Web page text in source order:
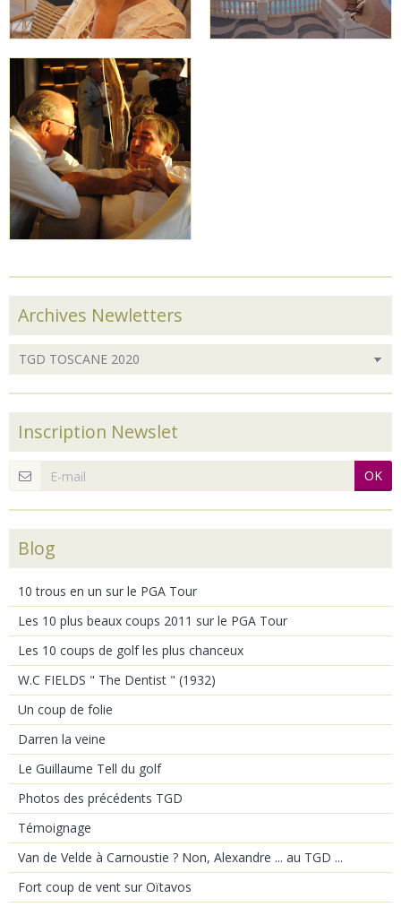
Archives Newletters
Inscription Newslet
OK
Blog
10 trous en un sur le PGA Tour
Les 10 plus beaux coups 2011 sur le PGA Tour
Les 10 coups de golf les plus chanceux
W.C FIELDS " The Dentist " (1932)
Un coup de folie
Darren la veine
Le Guillaume Tell du golf
Photos des précédents TGD
Témoignage
Van de Velde à Carnoustie ? Non, Alexandre ... au TGD ...
Fort coup de vent sur Oïtavos